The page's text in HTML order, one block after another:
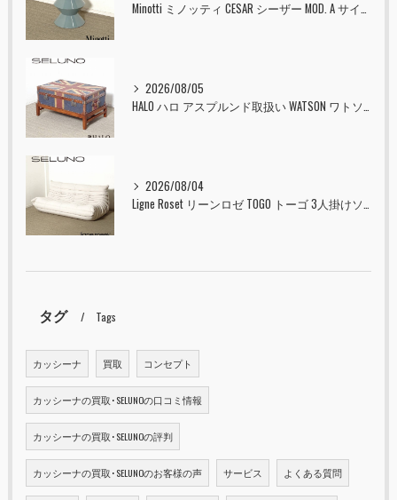
2026/08/05
2026/08/04
タグ Tags
カッシーナ 買取 コンセプト
カッシーナの買取･SELUNOの口コミ情報
カッシーナの買取･SELUNOの評判
カッシーナの買取･SELUNOのお客様の声 サービス よくある質問